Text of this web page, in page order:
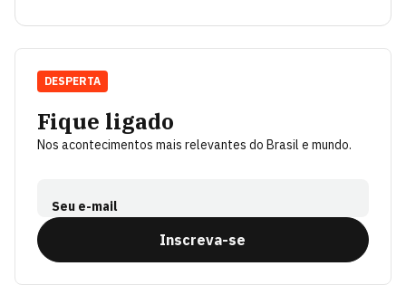
Fique ligado
Nos acontecimentos mais relevantes do Brasil e mundo.
Seu e-mail
Inscreva-se
DESPERTA